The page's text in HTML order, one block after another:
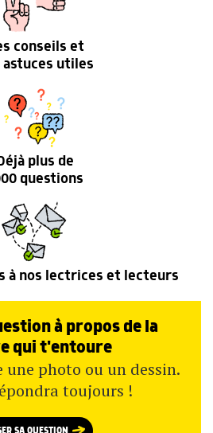
conseils et
astuces utiles
plus de
questions
à nos lectrices et lecteurs
à propos de la
qui t'entoure
une photo ou un dessin.
toujours !